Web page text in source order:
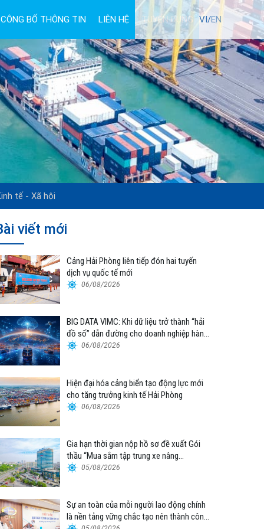
CÔNG BỐ THÔNG TIN LIÊN HỆ TUYỂN DỤNG VI/EN
tế - Xã hội
viết mới
Cảng Hải Phòng liên tiếp đón hai tuyến
dịch vụ quốc tế mới
06/08/2026
BIG DATA VIMC: Khi dữ liệu trở thành “hải
đồ số” dẫn đường cho doanh nghiệp hàng
hải 06/08/2026
Hiện đại hóa cảng biển tạo động lực mới
cho tăng trưởng kinh tế Hải Phòng
06/08/2026
Gia hạn thời gian nộp hồ sơ đề xuất Gói
thầu “Mua sắm tập trung xe nâng
container thuộc Tổng công ty Hàng hải
05/08/2026
Sự an toàn của mỗi người lao động chính
là nền tảng vững chắc tạo nên thành công